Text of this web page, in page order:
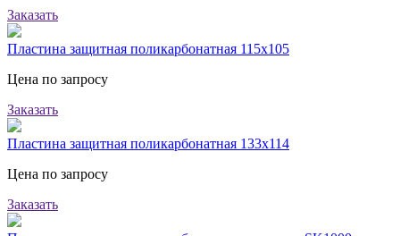
Заказать
Пластина защитная поликарбонатная 115х105
Цена по запросу
Заказать
Пластина защитная поликарбонатная 133х114
Цена по запросу
Заказать